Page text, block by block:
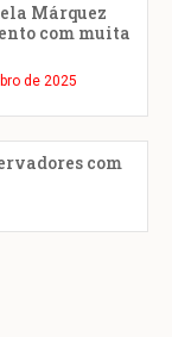
Márquez
com muita
de 2025
com